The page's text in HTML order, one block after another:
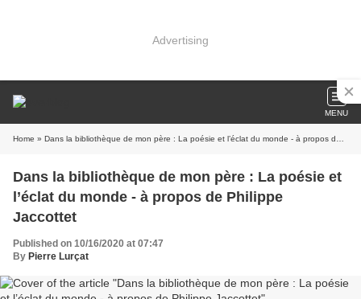
Advertising
MENU
Home » Dans la bibliothèque de mon père : La poésie et l’éclat du monde - à propos de Philippe Jaccottet
Dans la bibliothèque de mon père : La poésie et
l’éclat du monde - à propos de Philippe
Jaccottet
Published on 10/16/2020 at 07:47
By Pierre Lurçat